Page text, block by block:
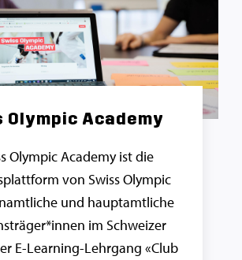
Olympic Academy
Olympic Academy ist die
von Swiss Olympic
und hauptamtliche
im Schweizer
E-Learning-Lehrgang «Club